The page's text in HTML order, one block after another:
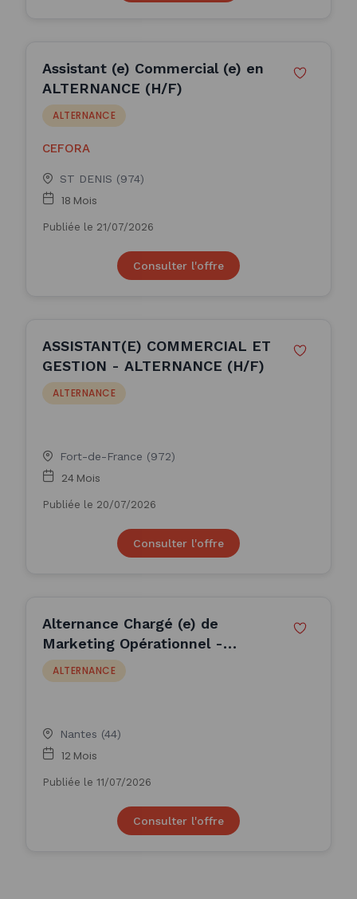
Assistant (e) Commercial (e) en
ALTERNANCE (H/F)
ALTERNANCE
CEFORA
ST DENIS (974)
18 Mois
Publiée le 21/07/2026
Consulter l'offre
ASSISTANT(E) COMMERCIAL ET
GESTION - ALTERNANCE (H/F)
ALTERNANCE
Fort-de-France (972)
24 Mois
Publiée le 20/07/2026
Consulter l'offre
Alternance Chargé (e) de
Marketing Opérationnel -
Nantes (F/H) (H/F)
ALTERNANCE
Nantes (44)
12 Mois
Publiée le 11/07/2026
Consulter l'offre